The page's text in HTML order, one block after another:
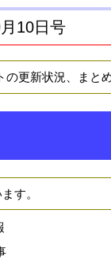
10日号
更新状況、まと
す。